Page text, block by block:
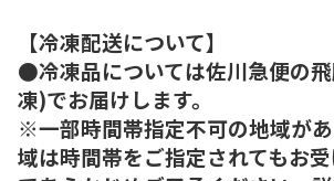
【冷凍配送について】
●冷凍品については佐川急便の
凍)でお届けします。
※一部時間帯指定不可の地域が
域は時間帯をご指定されてもお